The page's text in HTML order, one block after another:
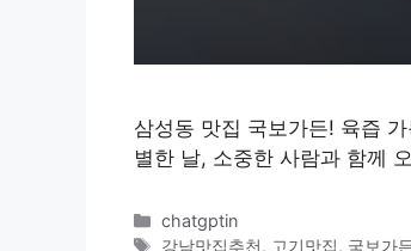
삼성동 맛집 국보가든! 육즙
별한 날, 소중한 사람과 함께
카
테
chatgptin
태
강남맛집추천, 고기맛집, 국보가